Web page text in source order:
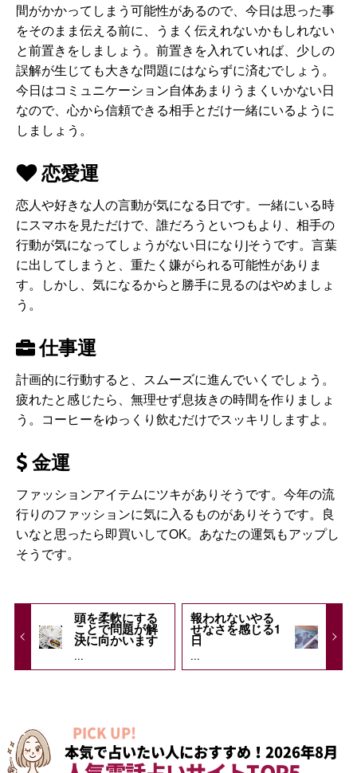
間がかかってしまう可能性があるので、今日は思った事
をそのまま伝える前に、うまく伝えれないかもしれない
と前置きをしましょう。前置きを入れていれば、少しの
誤解が生じても大きな問題にはならずに済むでしょう。
今日はコミュニケーション自体あまりうまくいかない日
なので、心から信頼できる相手とだけ一緒にいるように
しましょう。
恋愛運
恋人や好きな人の言動が気になる日です。一緒にいる時
にスマホを見ただけで、誰だろうといつもより、相手の
行動が気になってしょうがない日になりjそうです。言葉
に出してしまうと、重たく嫌がられる可能性がありま
す。しかし、気になるからと勝手に見るのはやめましょ
う。
仕事運
計画的に行動すると、スムーズに進んでいくでしょう。
疲れたと感じたら、無理せず息抜きの時間を作りましょ
う。コーヒーをゆっくり飲むだけでスッキリしますよ。
金運
ファッションアイテムにツキがありそうです。今年の流
行りのファッションに気に入るものがありそうです。良
いなと思ったら即買いしてOK。あなたの運気もアップし
そうです。
頭を柔軟にする
ことで問題が解
決に向かいます
...
報われないやる
せなさを感じる1
日
...
PICK UP!
本気で占いたい人におすすめ！2026年8月